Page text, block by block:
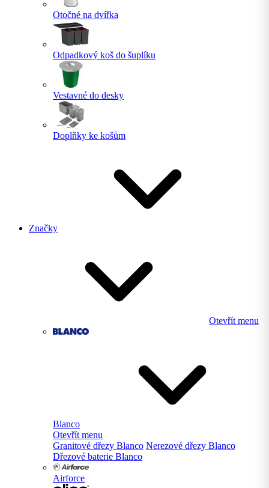
Otočné na dvířka
Odpadkový koš do šuplíku
Vestavné do desky
Doplňky ke košům
Značky
Otevřít menu
Blanco
Otevřít menu
Granitové dřezy Blanco Nerezové dřezy Blanco
Dřezové baterie Blanco
Airforce